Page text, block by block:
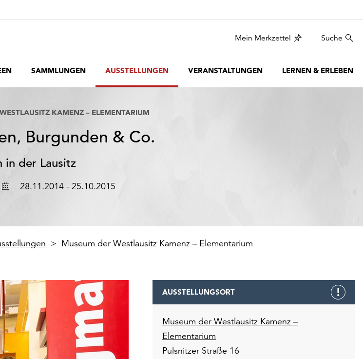
Mein Merkzettel Suche
SAMMLUNGEN AUSSTELLUNGEN VERANSTALTUNGEN LERNEN & ERLEBEN
KAMENZ – ELEMENTARIUM
Burgunden & Co.
in der Lausitz
Datum28.11.2014 - 25.10.2015
Museum der Westlausitz Kamenz – Elementarium
AUSSTELLUNGSORT
Museum der Westlausitz Kamenz –
Elementarium
Pulsnitzer Straße 16